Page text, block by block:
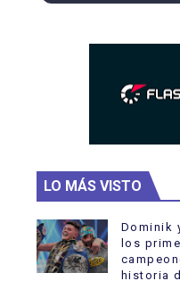
LO MÁS VISTO
Dominik
los
historia